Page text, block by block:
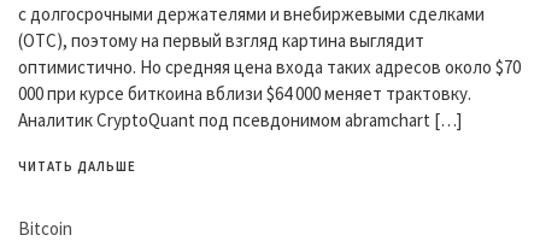
с долгосрочными держателями и внебиржевыми сделками
(OTC), поэтому на первый взгляд картина выглядит
оптимистично. Но средняя цена входа таких адресов около $70
000 при курсе биткоина вблизи $64 000 меняет трактовку.
Аналитик CryptoQuant под псевдонимом abramchart […]
ЧИТАТЬ ДАЛЬШЕ
Bitcoin